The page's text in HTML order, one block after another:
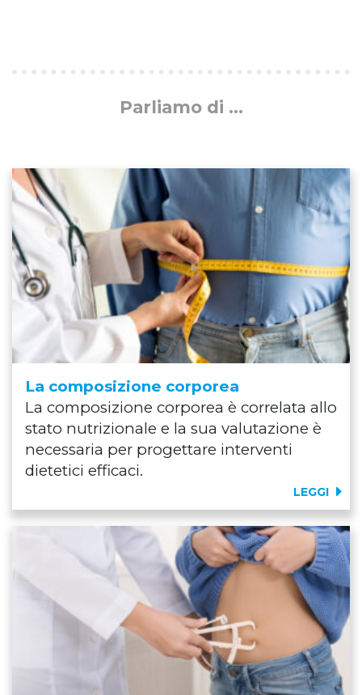
Parliamo di ...
La composizione corporea
La composizione corporea è correlata allo
stato nutrizionale e la sua valutazione è
necessaria per progettare interventi
dietetici efficaci.
LEGGI